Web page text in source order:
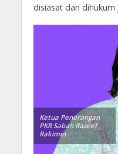
disiasat dan
Ketua Penerangan
PKR Sabah Razeef
Rakimin